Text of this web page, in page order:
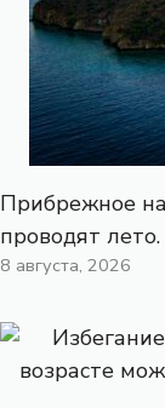
Прибрежное
проводят лето.
8 августа, 2026